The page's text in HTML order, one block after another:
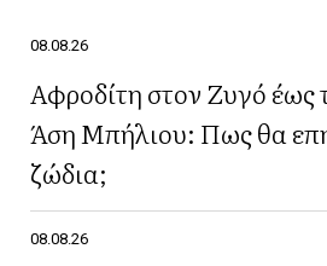
08.08.26
Αφροδίτη στον Ζυγό έως
Άση Μπήλιου: Πως θα
ζώδια;
08.08.26